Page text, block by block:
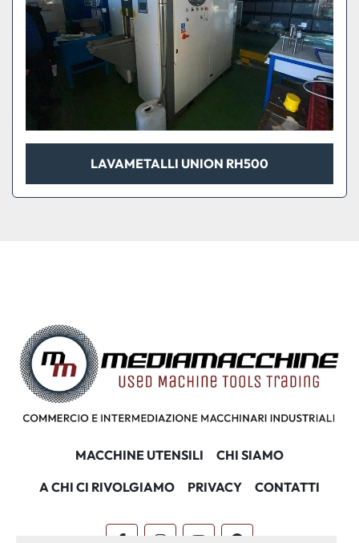
LAVAMETALLI UNION RH500
MACCHINE UTENSILI
CHI SIAMO
A CHI CI RIVOLGIAMO
PRIVACY CONTATTI